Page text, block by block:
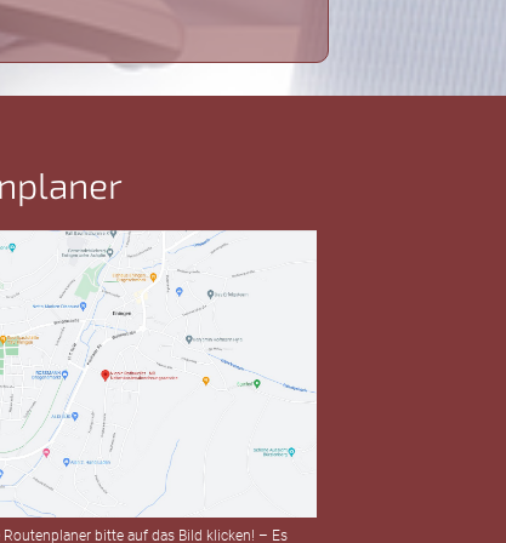
Routenplaner bitte auf das Bild klicken! – Es